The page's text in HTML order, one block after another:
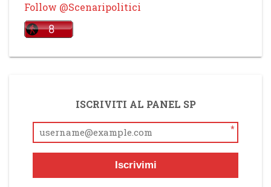
Follow @Scenaripolitici
ISCRIVITI AL PANEL SP
*
Iscrivimi